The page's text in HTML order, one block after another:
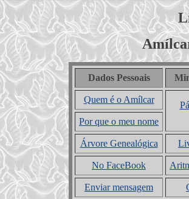
Dados Pessoais
Quem é o Amílcar
Por que o meu nome
Árvore Genealógica
No FaceBook
Enviar mensagem